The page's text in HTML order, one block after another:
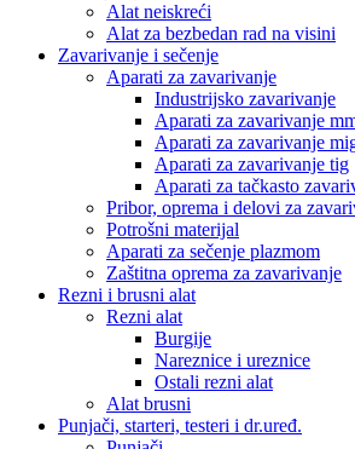
Alat neiskreći
Alat za bezbedan rad na visini
Zavarivanje i sečenje
Aparati za zavarivanje
Industrijsko zavarivanje
Aparati za zavarivanje
Aparati za zavarivanje
Aparati za zavarivanje tig
Aparati za tačkasto
Pribor, oprema i delovi za
Potrošni materijal
Aparati za sečenje plazmom
Zaštitna oprema za zavarivanje
Rezni i brusni alat
Rezni alat
Burgije
Nareznice i ureznice
Ostali rezni alat
Alat brusni
Punjači, starteri, testeri i dr.uređ.